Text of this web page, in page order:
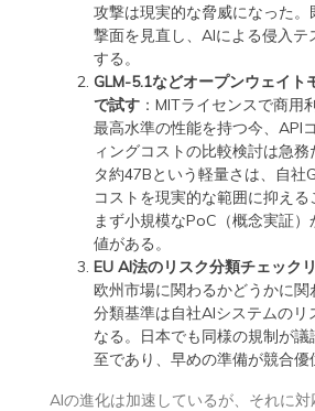
攻撃は現実的な脅威になった
撃面を見直し、AIによる侵入テ
する。
GLM-5.1などオープンウェイト
で試す：MITライセンスで商用
最高水準の性能を持つ今、API
ィングコストの比較検討は急
タ約47Bという軽量さは、自社
コストを現実的な範囲に抑える
まず小規模なPoC（概念実証
値がある。
EU AI法のリスク分類チェック
欧州市場に関わるかどうかに関
分類基準は自社AIシステムのリ
なる。日本でも同様の規制が
至であり、早めの準備が競合優
AIの進化は加速しているが、それに